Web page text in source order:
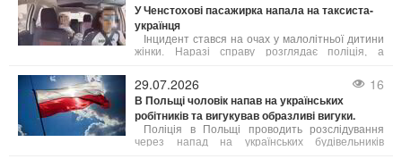
У Ченстохові пасажирка напала на таксиста-
українця
Інцидент стався на очах у малолітньої дитини
жінки. Наразі справу розглядає поліція, а
суду у справах неповнолітніх. Варто зазначити,
що це не поодинокий випадок — у Польщі
останнім часом фіксують зростання кількості
нападів на українців на ґрунті ненависті.
29.07.2026 16
В Польщі чоловік напав на українських
робітників та вигукував образливі вигуки.
Поліція в Польщі проводить розслідування
через напад на українських будівельників